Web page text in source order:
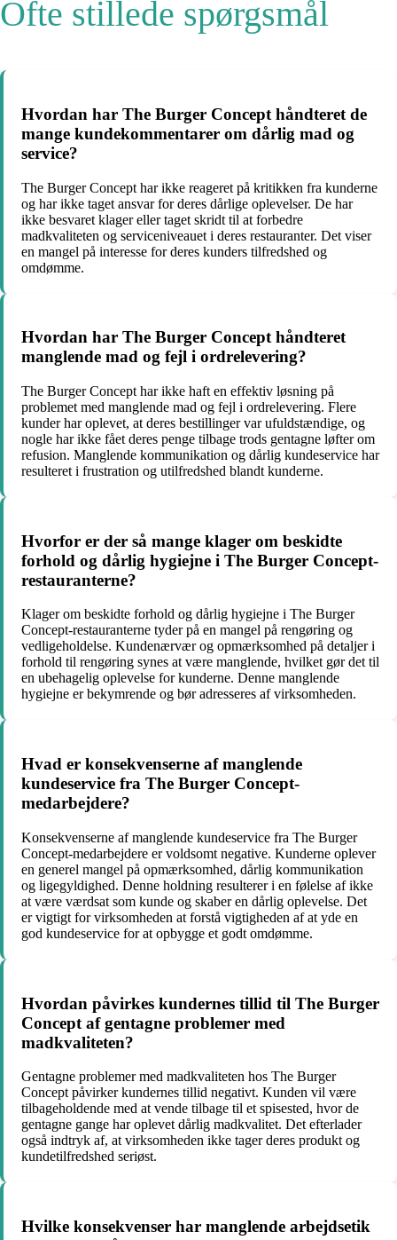
Ofte stillede spørgsmål
Hvordan har The Burger Concept håndteret de
mange kundekommentarer om dårlig mad og
service?
The Burger Concept har ikke reageret på kritikken fra kunderne
og har ikke taget ansvar for deres dårlige oplevelser. De har
ikke besvaret klager eller taget skridt til at forbedre
madkvaliteten og serviceniveauet i deres restauranter. Det viser
en mangel på interesse for deres kunders tilfredshed og
omdømme.
Hvordan har The Burger Concept håndteret
manglende mad og fejl i ordrelevering?
The Burger Concept har ikke haft en effektiv løsning på
problemet med manglende mad og fejl i ordrelevering. Flere
kunder har oplevet, at deres bestillinger var ufuldstændige, og
nogle har ikke fået deres penge tilbage trods gentagne løfter om
refusion. Manglende kommunikation og dårlig kundeservice har
resulteret i frustration og utilfredshed blandt kunderne.
Hvorfor er der så mange klager om beskidte
forhold og dårlig hygiejne i The Burger Concept-
restauranterne?
Klager om beskidte forhold og dårlig hygiejne i The Burger
Concept-restauranterne tyder på en mangel på rengøring og
vedligeholdelse. Kundenærvær og opmærksomhed på detaljer i
forhold til rengøring synes at være manglende, hvilket gør det til
en ubehagelig oplevelse for kunderne. Denne manglende
hygiejne er bekymrende og bør adresseres af virksomheden.
Hvad er konsekvenserne af manglende
kundeservice fra The Burger Concept-
medarbejdere?
Konsekvenserne af manglende kundeservice fra The Burger
Concept-medarbejdere er voldsomt negative. Kunderne oplever
en generel mangel på opmærksomhed, dårlig kommunikation
og ligegyldighed. Denne holdning resulterer i en følelse af ikke
at være værdsat som kunde og skaber en dårlig oplevelse. Det
er vigtigt for virksomheden at forstå vigtigheden af at yde en
god kundeservice for at opbygge et godt omdømme.
Hvordan påvirkes kundernes tillid til The Burger
Concept af gentagne problemer med
madkvaliteten?
Gentagne problemer med madkvaliteten hos The Burger
Concept påvirker kundernes tillid negativt. Kunden vil være
tilbageholdende med at vende tilbage til et spisested, hvor de
gentagne gange har oplevet dårlig madkvalitet. Det efterlader
også indtryk af, at virksomheden ikke tager deres produkt og
kundetilfredshed seriøst.
Hvilke konsekvenser har manglende arbejdsetik